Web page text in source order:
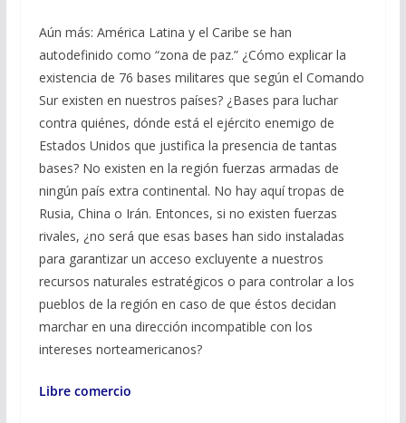
Aún más: América Latina y el Caribe se han
autodefinido como “zona de paz.” ¿Cómo explicar la
existencia de 76 bases militares que según el Comando
Sur existen en nuestros países? ¿Bases para luchar
contra quiénes, dónde está el ejército enemigo de
Estados Unidos que justifica la presencia de tantas
bases? No existen en la región fuerzas armadas de
ningún país extra continental. No hay aquí tropas de
Rusia, China o Irán. Entonces, si no existen fuerzas
rivales, ¿no será que esas bases han sido instaladas
para garantizar un acceso excluyente a nuestros
recursos naturales estratégicos o para controlar a los
pueblos de la región en caso de que éstos decidan
marchar en una dirección incompatible con los
intereses norteamericanos?
Libre comercio